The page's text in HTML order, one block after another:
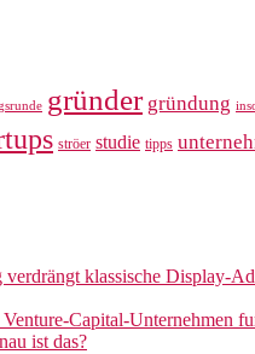
gründer gründung
ströer studie tipps
klassische Display-
Capital-Unternehmen
ist das?